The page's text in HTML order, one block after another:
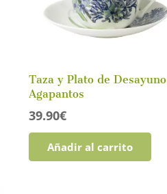
Taza y Plato de Desayuno
Agapantos
39.90€
Añadir al carrito